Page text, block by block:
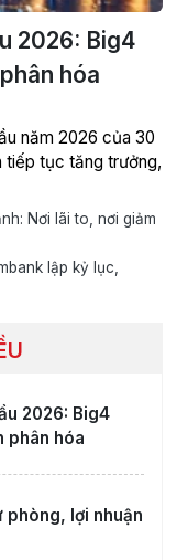
2026: Big4
hóa
năm 2026 của 30
tiếp tục tăng trưởng,
Nơi lãi to, nơi giảm
lập kỷ lục,
2026: Big4
phân hóa
phòng, lợi nhuận